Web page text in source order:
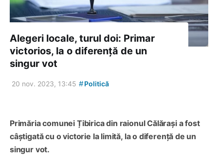
Alegeri locale, turul doi: Primar
victorios, la o diferență de un
singur vot
20 nov. 2023, 13:45 #Politică
Primăria comunei Țibirica din raionul Călărași a fost
câștigată cu o victorie la limită, la o diferență de un
singur vot.